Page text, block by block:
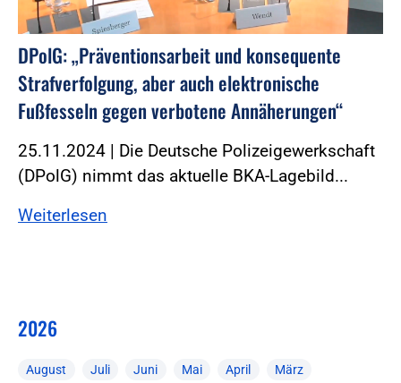
DPolG: „Präventionsarbeit und konsequente
Strafverfolgung, aber auch elektronische
Fußfesseln gegen verbotene Annäherungen“
25.11.2024 | Die Deutsche Polizeigewerkschaft
(DPolG) nimmt das aktuelle BKA-Lagebild...
Weiterlesen
2026
August Juli Juni Mai April März